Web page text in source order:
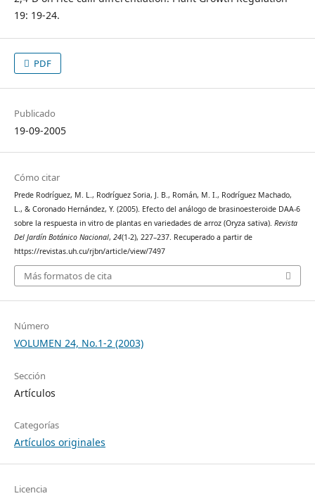
19: 19-24.
PDF
Publicado
19-09-2005
Cómo citar
Prede Rodríguez, M. L., Rodríguez Soria, J. B., Román, M. I., Rodríguez Machado,
L., & Coronado Hernández, Y. (2005). Efecto del análogo de brasinoesteroide DAA-6
sobre la respuesta in vitro de plantas en variedades de arroz (Oryza sativa). Revista
Del Jardín Botánico Nacional, 24(1-2), 227–237. Recuperado a partir de
https://revistas.uh.cu/rjbn/article/view/7497
Más formatos de cita
Número
VOLUMEN 24, No.1-2 (2003)
Sección
Artículos
Categorías
Artículos originales
Licencia